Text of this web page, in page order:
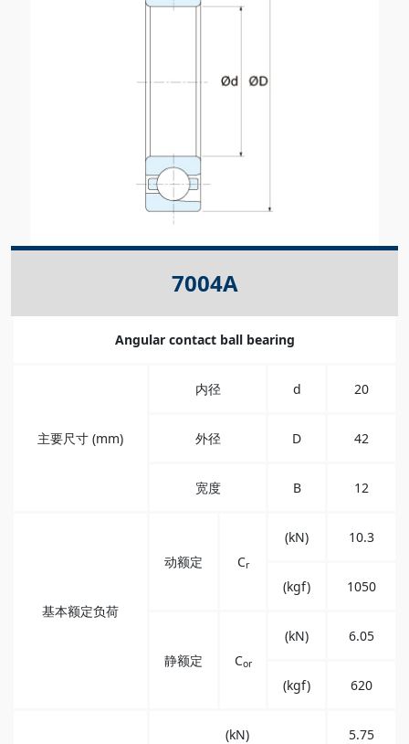
7004A
Angular contact ball bearing
主要尺寸 (mm)
内径 d 20
外径 D 42
宽度 B 12
基本额定负荷
动额定 Cr
(kN) 10.3
(kgf) 1050
静额定 Cor
(kN) 6.05
(kgf) 620
(kN) 5.75